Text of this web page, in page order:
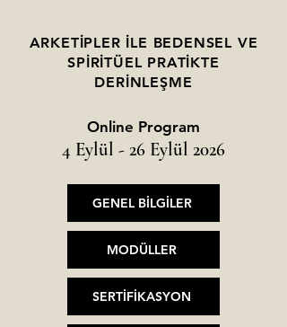
ARKETİPLER İLE BEDENSEL VE
SPİRİTÜEL PRATİKTE
DERİNLEŞME
Online Program
4 Eylül - 26 Eylül 2026
GENEL BİLGİLER
MODÜLLER
SERTİFİKASYON